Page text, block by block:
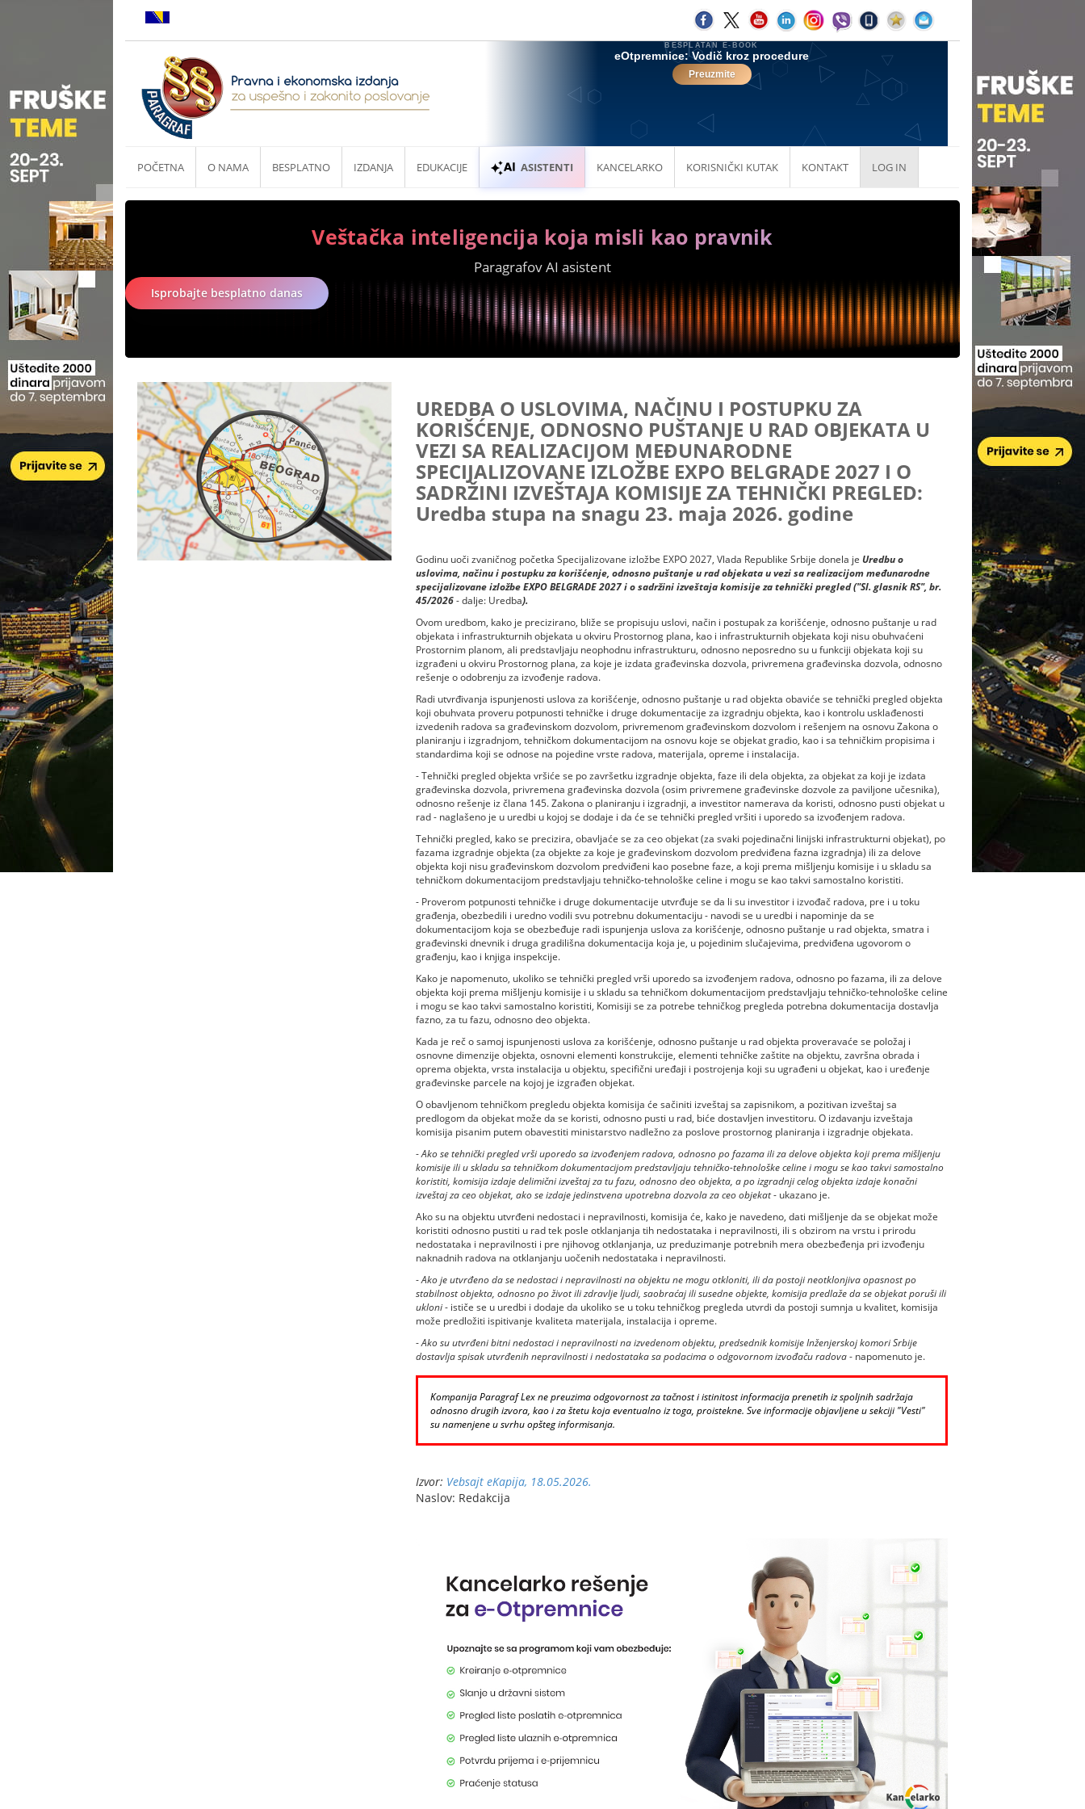
POČETNA O NAMA BESPLATNO IZDANJA EDUKACIJE ASISTENTI KANCELARKO KORISNIČKI KUTAK KONTAKT LOG IN
Veštačka inteligencija koja misli kao pravnik
Paragrafov AI asistent
Isprobajte besplatno danas
UREDBA O USLOVIMA, NAČINU I POSTUPKU ZA
KORIŠĆENJE, ODNOSNO PUŠTANJE U RAD OBJEKATA U
VEZI SA REALIZACIJOM MEĐUNARODNE
SPECIJALIZOVANE IZLOŽBE EXPO BELGRADE 2027 I O
SADRŽINI IZVEŠTAJA KOMISIJE ZA TEHNIČKI PREGLED:
Uredba stupa na snagu 23. maja 2026. godine
Godinu uoči zvaničnog početka Specijalizovane izložbe EXPO 2027, Vlada Republike Srbije donela je Uredbu o
uslovima, načinu i postupku za korišćenje, odnosno puštanje u rad objekata u vezi sa realizacijom međunarodne
specijalizovane izložbe EXPO BELGRADE 2027 i o sadržini izveštaja komisije za tehnički pregled ("Sl. glasnik RS", br.
45/2026- dalje: Uredba).
Ovom uredbom, kako je precizirano, bliže se propisuju uslovi, način i postupak za korišćenje, odnosno puštanje u rad
objekata i infrastrukturnih objekata u okviru Prostornog plana, kao i infrastrukturnih objekata koji nisu obuhvaćeni
Prostornim planom, ali predstavljaju neophodnu infrastrukturu, odnosno neposredno su u funkciji objekata koji su
izgrađeni u okviru Prostornog plana, za koje je izdata građevinska dozvola, privremena građevinska dozvola, odnosno
rešenje o odobrenju za izvođenje radova.
Radi utvrđivanja ispunjenosti uslova za korišćenje, odnosno puštanje u rad objekta obaviće se tehnički pregled objekta
koji obuhvata proveru potpunosti tehničke i druge dokumentacije za izgradnju objekta, kao i kontrolu usklađenosti
izvedenih radova sa građevinskom dozvolom, privremenom građevinskom dozvolom i rešenjem na osnovu Zakona o
planiranju i izgradnjom, tehničkom dokumentacijom na osnovu koje se objekat gradio, kao i sa tehničkim propisima i
standardima koji se odnose na pojedine vrste radova, materijala, opreme i instalacija.
- Tehnički pregled objekta vršiće se po završetku izgradnje objekta, faze ili dela objekta, za objekat za koji je izdata
građevinska dozvola, privremena građevinska dozvola (osim privremene građevinske dozvole za paviljone učesnika),
odnosno rešenje iz člana 145. Zakona o planiranju i izgradnji, a investitor namerava da koristi, odnosno pusti objekat u
rad - naglašeno je u uredbi u kojoj se dodaje i da će se tehnički pregled vršiti i uporedo sa izvođenjem radova.
Tehnički pregled, kako se precizira, obavljaće se za ceo objekat (za svaki pojedinačni linijski infrastrukturni objekat), po
fazama izgradnje objekta (za objekte za koje je građevinskom dozvolom predviđena fazna izgradnja) ili za delove
objekta koji nisu građevinskom dozvolom predviđeni kao posebne faze, a koji prema mišljenju komisije i u skladu sa
tehničkom dokumentacijom predstavljaju tehničko-tehnološke celine i mogu se kao takvi samostalno koristiti.
- Proverom potpunosti tehničke i druge dokumentacije utvrđuje se da li su investitor i izvođač radova, pre i u toku
građenja, obezbedili i uredno vodili svu potrebnu dokumentaciju - navodi se u uredbi i napominje da se
dokumentacijom koja se obezbeđuje radi ispunjenja uslova za korišćenje, odnosno puštanje u rad objekta, smatra i
građevinski dnevnik i druga gradilišna dokumentacija koja je, u pojedinim slučajevima, predviđena ugovorom o
građenju, kao i knjiga inspekcije.
Kako je napomenuto, ukoliko se tehnički pregled vrši uporedo sa izvođenjem radova, odnosno po fazama, ili za delove
objekta koji prema mišljenju komisije i u skladu sa tehničkom dokumentacijom predstavljaju tehničko-tehnološke celine
i mogu se kao takvi samostalno koristiti, Komisiji se za potrebe tehničkog pregleda potrebna dokumentacija dostavlja
fazno, za tu fazu, odnosno deo objekta.
Kada je reč o samoj ispunjenosti uslova za korišćenje, odnosno puštanje u rad objekta proveravaće se položaj i
osnovne dimenzije objekta, osnovni elementi konstrukcije, elementi tehničke zaštite na objektu, završna obrada i
oprema objekta, vrsta instalacija u objektu, specifični uređaji i postrojenja koji su ugrađeni u objekat, kao i uređenje
građevinske parcele na kojoj je izgrađen objekat.
O obavljenom tehničkom pregledu objekta komisija će sačiniti izveštaj sa zapisnikom, a pozitivan izveštaj sa
predlogom da objekat može da se koristi, odnosno pusti u rad, biće dostavljen investitoru. O izdavanju izveštaja
komisija pisanim putem obavestiti ministarstvo nadležno za poslove prostornog planiranja i izgradnje objekata.
-Ako se tehnički pregled vrši uporedo sa izvođenjem radova, odnosno po fazama ili za delove objekta koji prema mišljenju
komisije ili u skladu sa tehničkom dokumentacijom predstavljaju tehničko-tehnološke celine i mogu se kao takvi samostalno
koristiti, komisija izdaje delimični izveštaj za tu fazu, odnosno deo objekta, a po izgradnji celog objekta izdaje konačni
izveštaj za ceo objekat, ako se izdaje jedinstvena upotrebna dozvola za ceo objekat- ukazano je.
Ako su na objektu utvrđeni nedostaci i nepravilnosti, komisija će, kako je navedeno, dati mišljenje da se objekat može
koristiti odnosno pustiti u rad tek posle otklanjanja tih nedostataka i nepravilnosti, ili s obzirom na vrstu i prirodu
nedostataka i nepravilnosti i pre njihovog otklanjanja, uz preduzimanje potrebnih mera obezbeđenja pri izvođenju
naknadnih radova na otklanjanju uočenih nedostataka i nepravilnosti.
-Ako je utvrđeno da se nedostaci i nepravilnosti na objektu ne mogu otkloniti, ili da postoji neotklonjiva opasnost po
stabilnost objekta, odnosno po život ili zdravlje ljudi, saobraćaj ili susedne objekte, komisija predlaže da se objekat poruši ili
ukloni- ističe se u uredbi i dodaje da ukoliko se u toku tehničkog pregleda utvrdi da postoji sumnja u kvalitet, komisija
može predložiti ispitivanje kvaliteta materijala, instalacija i opreme.
-Ako su utvrđeni bitni nedostaci i nepravilnosti na izvedenom objektu, predsednik komisije Inženjerskoj komori Srbije
dostavlja spisak utvrđenih nepravilnosti i nedostataka sa podacima o odgovornom izvođaču radova- napomenuto je.
Kompanija Paragraf Lex ne preuzima odgovornost za tačnost i istinitost informacija prenetih iz spoljnih sadržaja
odnosno drugih izvora, kao i za štetu koja eventualno iz toga, proistekne. Sve informacije objavljene u sekciji "Vesti"
su namenjene u svrhu opšteg informisanja.
Izvor: Vebsajt eKapija, 18.05.2026.
Naslov: Redakcija